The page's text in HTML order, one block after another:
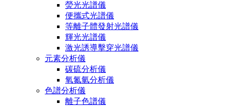
熒光光譜儀
便攜式光譜儀
等離子體發射光譜儀
輝光光譜儀
激光誘導擊穿光譜儀
元素分析儀
碳硫分析儀
氧氮氫分析儀
色譜分析儀
離子色譜儀